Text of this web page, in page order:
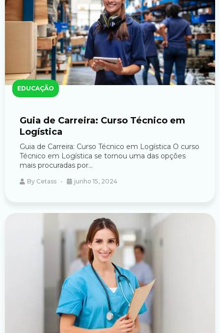
EDUCAÇÃO
Guia de Carreira: Curso Técnico em
Logística
Guia de Carreira: Curso Técnico em Logística O curso
Técnico em Logística se tornou uma das opções
mais procuradas por...
By Cetass junho 15, 2024